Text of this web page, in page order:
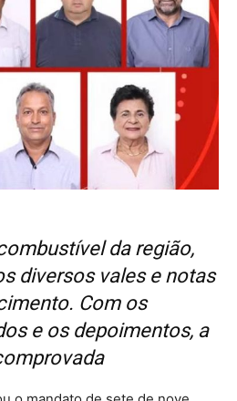
da região,
diversos vales e notas
Com os
e os depoimentos, a